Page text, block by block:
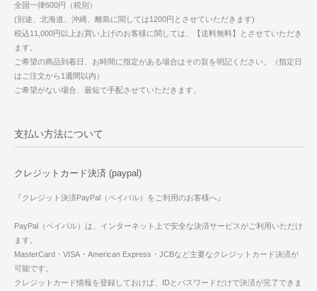
全国一律600円（税別）
(別途、北海道、沖縄、離島に関しては1200円とさせていただきます)
税込11,000円以上お買い上げのお客様に関しては、【送料無料】とさせていただき
ます。
ご希望の商品到着日、お時間に指定がある場合はその旨を明記ください。（指定日
はご注文から1週間以内）
ご希望がない場合、最短で手配させていただきます。
支払い方法について
クレジットカード決済 (paypal)
『クレジット決済PayPal（ペイパル）をご利用のお客様へ』
PayPal（ペイパル）は、インターネット上で安全な決済サービスがご利用いただけ
ます。
MasterCard・VISA・American Express・JCBなど主要なクレジットカード決済が
可能です。
クレジットカード情報を登録しておけば、IDとパスワードだけで決済が完了できま